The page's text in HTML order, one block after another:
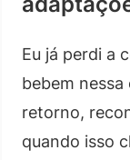
Eu já perdi a
bebem
retorno,
quando isso